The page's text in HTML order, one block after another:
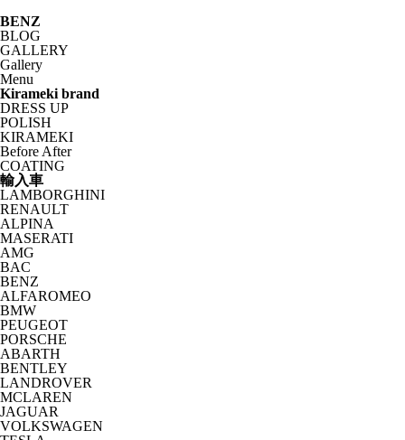
BENZ
BLOG
GALLERY
Gallery
Menu
Kirameki brand
DRESS UP
POLISH
KIRAMEKI
Before After
COATING
輸入車
LAMBORGHINI
RENAULT
ALPINA
MASERATI
AMG
BAC
BENZ
ALFAROMEO
BMW
PEUGEOT
PORSCHE
ABARTH
BENTLEY
LANDROVER
MCLAREN
JAGUAR
VOLKSWAGEN